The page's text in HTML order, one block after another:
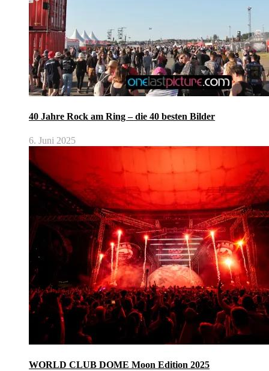
40 Jahre Rock am Ring – die 40 besten Bilder
6. Juni 2025
WORLD CLUB DOME Moon Edition 2025